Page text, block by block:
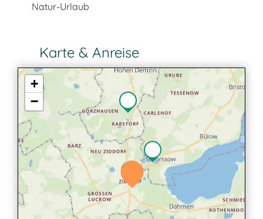
Natur-Urlaub
Karte & Anreise
+
−